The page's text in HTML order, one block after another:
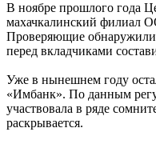
В ноябре прошлого года
махачкалинский филиал
Проверяющие
перед вкладчиками
Уже в нынешнем году
«Имбанк». По данным
участвовала в ряде
раскрывается.